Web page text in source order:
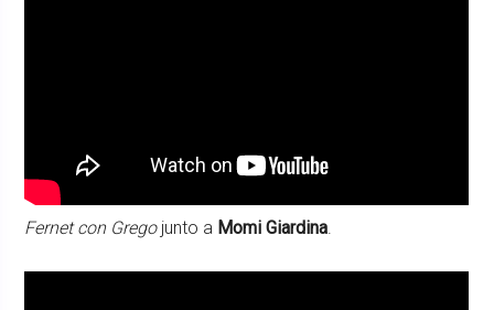
Fernet con Gregojunto a Momi Giardina.